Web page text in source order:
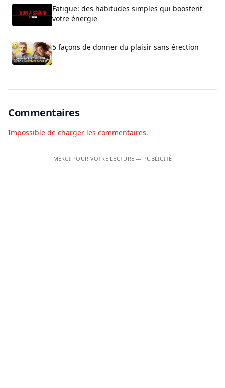
Fatigue: des habitudes simples qui boostent
votre énergie
5 façons de donner du plaisir sans érection
Commentaires
Impossible de charger les commentaires.
MERCI POUR VOTRE LECTURE — PUBLICITÉ